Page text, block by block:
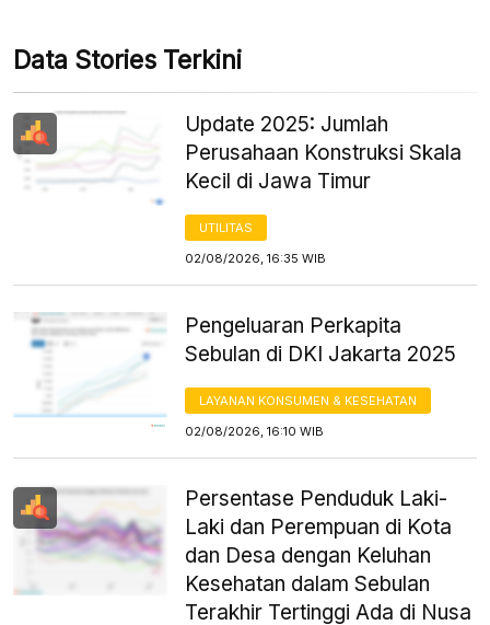
Data Stories Terkini
Update 2025: Jumlah
Perusahaan Konstruksi Skala
Kecil di Jawa Timur
UTILITAS
02/08/2026, 16:35 WIB
Pengeluaran Perkapita
Sebulan di DKI Jakarta 2025
LAYANAN KONSUMEN & KESEHATAN
02/08/2026, 16:10 WIB
Persentase Penduduk Laki-
Laki dan Perempuan di Kota
dan Desa dengan Keluhan
Kesehatan dalam Sebulan
Terakhir Tertinggi Ada di Nusa